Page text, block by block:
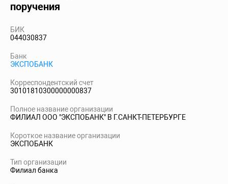
поручения
БИК
044030837
Банк
ЭКСПОБАНК
Корреспондентский счет
30101810300000000837
Полное название организации
ФИЛИАЛ ООО "ЭКСПОБАНК" В Г.САНКТ-ПЕТЕРБУРГЕ
Короткое название организации
ЭКСПОБАНК
Тип организации
Филиал банка